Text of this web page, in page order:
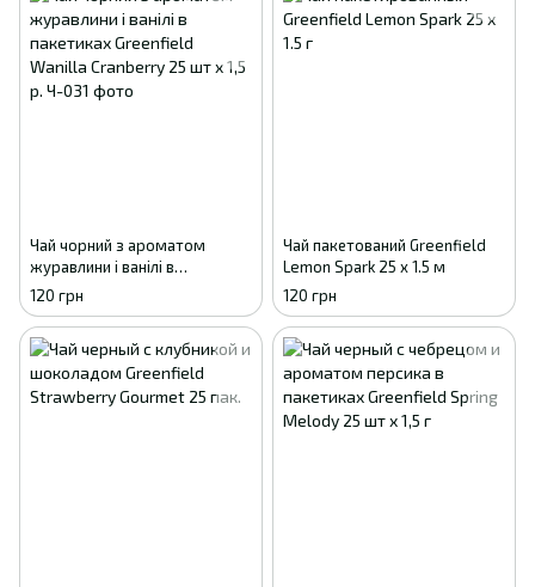
Чай чорний з ароматом
журавлини і ванілі в
пакетиках Greenfield Wanilla
Cranberry 25 шт х 1,5 р.
120 грн
Чай пакетований Greenfield
Lemon Spark 25 х 1.5 м
120 грн